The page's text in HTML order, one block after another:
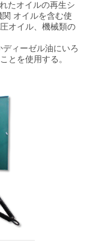
たオイルの再生シ
オイルを含む使
オイル、機械類の
ィーゼル油にいろ
とを使用する。